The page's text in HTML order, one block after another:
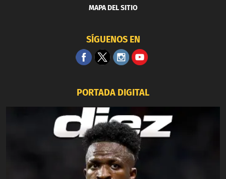
MAPA DEL SITIO
SÍGUENOS EN
PORTADA DIGITAL